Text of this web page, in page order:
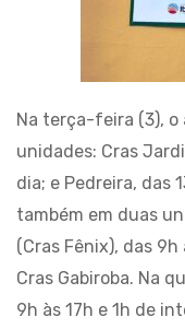
Na terça-feira (3),
unidades: Cras
dia; e Pedreira, das
também em duas
(Cras Fênix), das
Cras Gabiroba. Na
9h às 17h e 1h de